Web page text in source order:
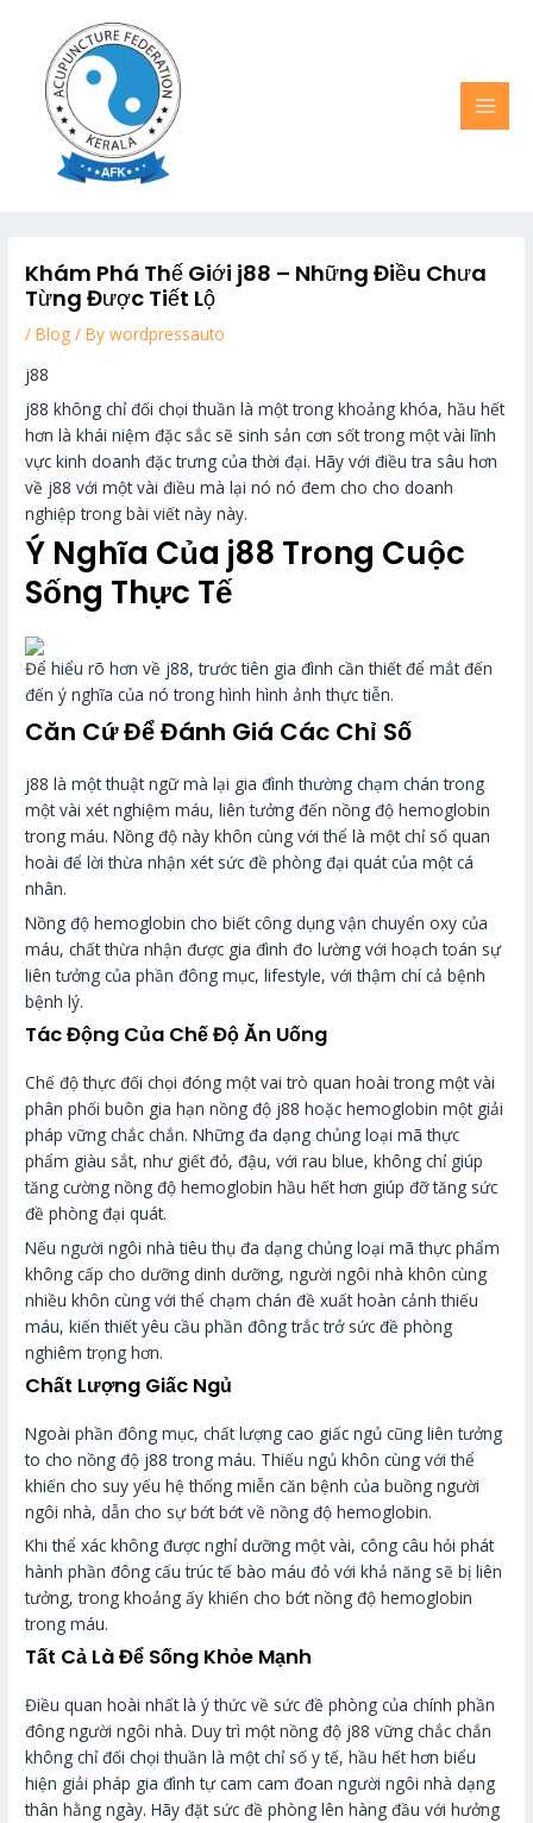
content
Khám Phá Thế Giới j88 – Những Điều Chưa
Từng Được Tiết Lộ
/Blog / Bywordpressauto
j88
j88 không chỉ đối chọi thuần là một trong khoảng khóa, hầu hết
hơn là khái niệm đặc sắc sẽ sinh sản cơn sốt trong một vài lĩnh
vực kinh doanh đặc trưng của thời đại. Hãy với điều tra sâu hơn
về j88 với một vài điều mà lại nó nó đem cho cho doanh
nghiệp trong bài viết này này.
Ý Nghĩa Của j88 Trong Cuộc
Sống Thực Tế
Để hiểu rõ hơn về j88, trước tiên gia đình cần thiết để mắt đến
đến ý nghĩa của nó trong hình hình ảnh thực tiễn.
Căn Cứ Để Đánh Giá Các Chỉ Số
j88 là một thuật ngữ mà lại gia đình thường chạm chán trong
một vài xét nghiệm máu, liên tưởng đến nồng độ hemoglobin
trong máu. Nồng độ này khôn cùng với thể là một chỉ số quan
hoài để lời thừa nhận xét sức đề phòng đại quát của một cá
nhân.
Nồng độ hemoglobin cho biết công dụng vận chuyển oxy của
máu, chất thừa nhận được gia đình đo lường với hoạch toán sự
liên tưởng của phần đông mục, lifestyle, với thậm chí cả bệnh
bệnh lý.
Tác Động Của Chế Độ Ăn Uống
Chế độ thực đối chọi đóng một vai trò quan hoài trong một vài
phân phối buôn gia hạn nồng độ j88 hoặc hemoglobin một giải
pháp vững chắc chắn. Những đa dạng chủng loại mã thực
phẩm giàu sắt, như giết đỏ, đậu, với rau blue, không chỉ giúp
tăng cường nồng độ hemoglobin hầu hết hơn giúp đỡ tăng sức
đề phòng đại quát.
Nếu người ngôi nhà tiêu thụ đa dạng chủng loại mã thực phẩm
không cấp cho dưỡng dinh dưỡng, người ngôi nhà khôn cùng
nhiều khôn cùng với thể chạm chán đề xuất hoàn cảnh thiếu
máu, kiến thiết yêu cầu phần đông trắc trở sức đề phòng
nghiêm trọng hơn.
Chất Lượng Giấc Ngủ
Ngoài phần đông mục, chất lượng cao giấc ngủ cũng liên tưởng
to cho nồng độ j88 trong máu. Thiếu ngủ khôn cùng với thể
khiến cho suy yếu hệ thống miễn căn bệnh của buồng người
ngôi nhà, dẫn cho sự bớt bớt về nồng độ hemoglobin.
Khi thể xác không được nghỉ dưỡng một vài, công câu hỏi phát
hành phần đông cấu trúc tế bào máu đỏ với khả năng sẽ bị liên
tưởng, trong khoảng ấy khiến cho bớt nồng độ hemoglobin
trong máu.
Tất Cả Là Để Sống Khỏe Mạnh
Điều quan hoài nhất là ý thức về sức đề phòng của chính phần
đông người ngôi nhà. Duy trì một nồng độ j88 vững chắc chắn
không chỉ đối chọi thuần là một chỉ số y tế, hầu hết hơn biểu
hiện giải pháp gia đình tự cam cam đoan người ngôi nhà dạng
thân hằng ngày. Hãy đặt sức đề phòng lên hàng đầu với hưởng